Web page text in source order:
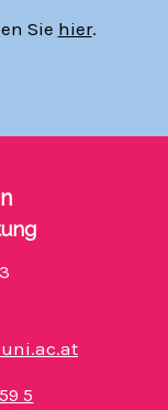
Sie hier.
5